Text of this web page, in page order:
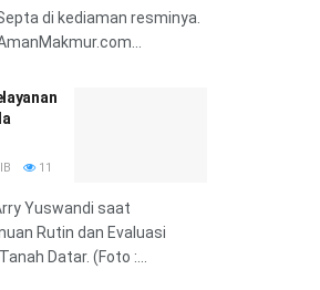
di kediaman resminya.
11
Yuswandi saat
Rutin dan Evaluasi
Datar. (Foto :...